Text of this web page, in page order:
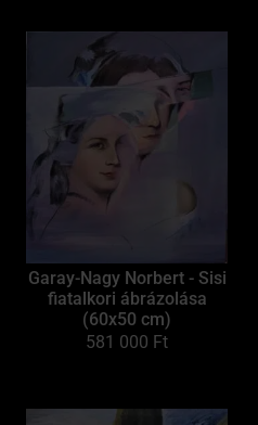
Garay-Nagy Norbert - Sisi
fiatalkori ábrázolása
(60x50 cm)
581 000 Ft